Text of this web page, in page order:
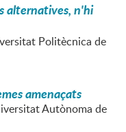
alternatives, n'hi
Politècnica de
amenaçats
Autònoma de